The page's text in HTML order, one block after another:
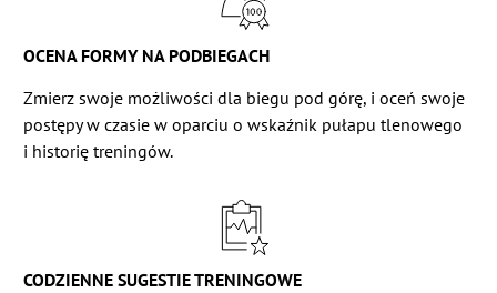
OCENA FORMY NA PODBIEGACH
Zmierz swoje możliwości dla biegu pod górę, i oceń swoje
postępy w czasie w oparciu o wskaźnik pułapu tlenowego
i historię treningów.
CODZIENNE SUGESTIE TRENINGOWE